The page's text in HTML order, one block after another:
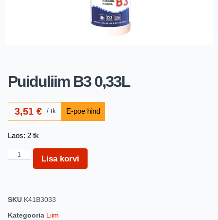
Puiduliim B3 0,33L
3,51€ tk
Laos: 2 tk
Lisa korvi
SKU K41B3033
Kategooria Liim